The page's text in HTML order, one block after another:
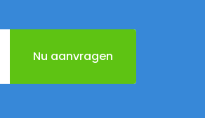
door Utrecht
Nu aanvragen